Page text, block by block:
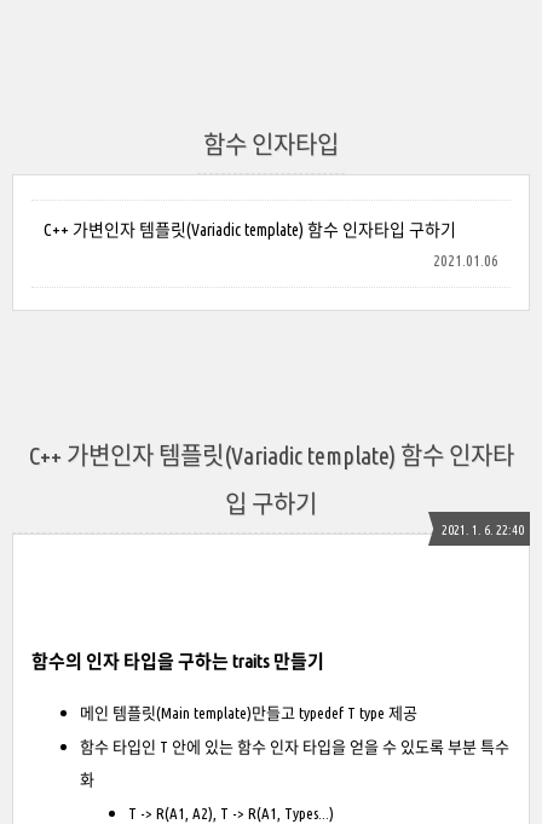
함수 인자타입
C++ 가변인자 템플릿(Variadic template) 함수 인자타입 구하기
2021.01.06
C++ 가변인자 템플릿(Variadic template) 함수 인자타
입 구하기
2021. 1. 6. 22:40
함수의 인자 타입을 구하는 traits 만들기
메인 템플릿(Main template)만들고 typedef T type 제공
함수 타입인 T 안에 있는 함수 인자 타입을 얻을 수 있도록 부분 특수
화
T -> R(A1, A2), T -> R(A1, Types...)